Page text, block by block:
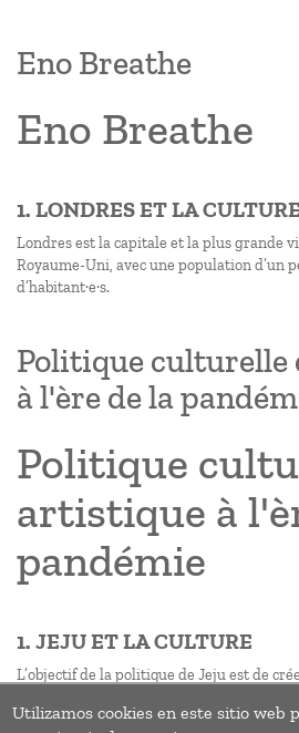
Eno Breathe
Eno Breathe
1. LONDRES ET LA CULTURE
Londres est la capitale et la plus grande
Royaume-Uni, avec une population d’un
d’habitant·e·s.
Politique
à l'ère de la
Politique
artistique à
pandémie
1. JEJU ET LA CULTURE
L’objectif de la politique de Jeju est de
et permette aux habitant·e·s de profiter
Utilizamos cookies en este sitio web